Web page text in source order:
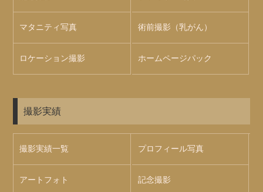
マタニティ写真 術前撮影（乳がん）
ロケーション撮影 ホームページパック
撮影実績
撮影実績一覧 プロフィール写真
アートフォト 記念撮影